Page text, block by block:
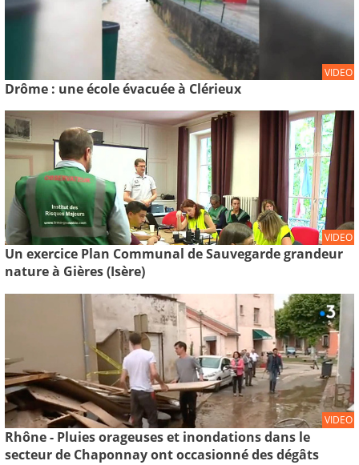
VIDEO
Drôme : une école évacuée à Clérieux
VIDEO
Un exercice Plan Communal de Sauvegarde grandeur
nature à Gières (Isère)
VIDEO
Rhône - Pluies orageuses et inondations dans le
secteur de Chaponnay ont occasionné des dégâts